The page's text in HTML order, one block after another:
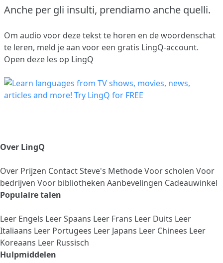
Anche per gli insulti, prendiamo anche quelli.
Om audio voor deze tekst te horen en de woordenschat
te leren, meld je aan voor een gratis LingQ-account.
Open deze les op LingQ
Over LingQ
Over Prijzen ContactSteve's MethodeVoor scholen Voor
bedrijven Voor bibliotheken Aanbevelingen Cadeauwinkel
Populaire talen
Leer Engels Leer Spaans Leer Frans Leer Duits Leer
Italiaans Leer Portugees Leer Japans Leer Chinees Leer
Koreaans Leer Russisch
Hulpmiddelen